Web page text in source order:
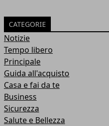
CATEGORIE
Notizie
Tempo libero
Principale
Guida all'acquisto
Casa e fai da te
Business
Sicurezza
Salute e Bellezza